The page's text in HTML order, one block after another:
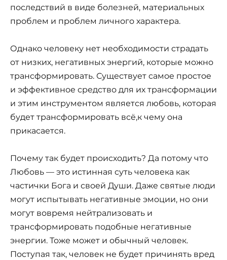
последствий в виде болезней, материальных
проблем и проблем личного характера.
Однако человеку нет необходимости страдать
от низких, негативных энергий, которые можно
трансформировать. Существует самое простое
и эффективное средство для их трансформации
и этим инструментом является любовь, которая
будет трансформировать всё,к чему она
прикасается.
Почему так будет происходить? Да потому что
Любовь — это истинная суть человека как
частички Бога и своей Души. Даже святые люди
могут испытывать негативные эмоции, но они
могут вовремя нейтрализовать и
трансформировать подобные негативные
энергии. Тоже может и обычный человек.
Поступая так, человек не будет причинять вред